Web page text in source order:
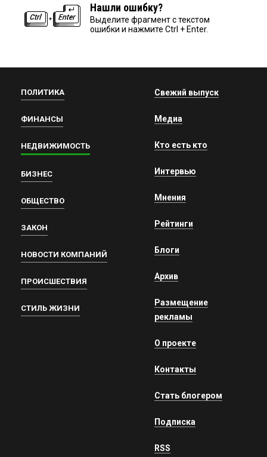
Нашли ошибку?
Выделите фрагмент с текстом
ошибки и нажмите Ctrl + Enter.
ПОЛИТИКА
ФИНАНСЫ
НЕДВИЖИМОСТЬ
БИЗНЕС
ОБЩЕСТВО
ЗАКОН
НОВОСТИ КОМПАНИЙ
ПРОИСШЕСТВИЯ
СТИЛЬ ЖИЗНИ
Свежий выпуск
Медиа
Кто есть кто
Интервью
Мнения
Рейтинги
Блоги
Архив
Размещение
рекламы
О проекте
Контакты
Стать блогером
Подписка
RSS